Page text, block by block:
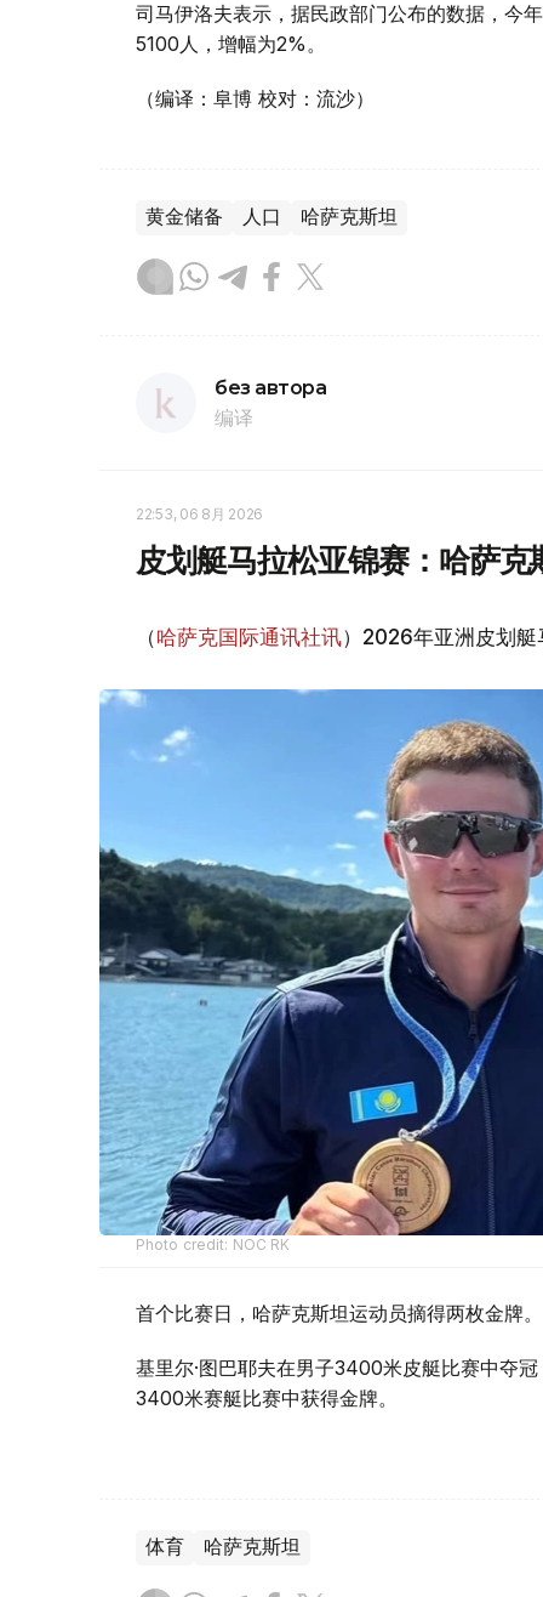
司马伊洛夫表示，据民政部门公布的数据，今
5100人，增幅为2%。
（编译：阜博 校对：流沙）
黄金储备 人口 哈萨克斯坦
без автора
编译
22:53, 06 8月 2026
皮划艇马拉松亚锦赛：哈萨
（哈萨克国际通讯社讯）2026年亚洲皮划艇
Photo credit: NOC RK
首个比赛日，哈萨克斯坦运动员摘得两枚金牌。
基里尔·图巴耶夫在男子3400米皮艇比赛中夺
3400米赛艇比赛中获得金牌。
体育 哈萨克斯坦